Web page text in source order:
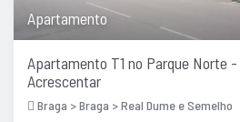
Apartamento
Apartamento T1 no Parque Norte
Acrescentar
Braga > Braga > Real Dume e Semelho